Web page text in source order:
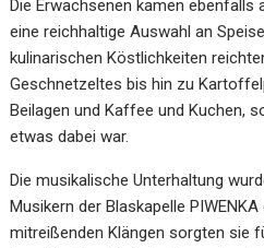
Die Erwachsenen kamen ebenfalls
eine reichhaltige Auswahl an
kulinarischen Köstlichkeiten
Geschnetzeltes bis hin zu
Beilagen und Kaffee und Kuchen,
etwas dabei war.
Die musikalische Unterhaltung
Musikern der Blaskapelle
mitreißenden Klängen sorgten sie